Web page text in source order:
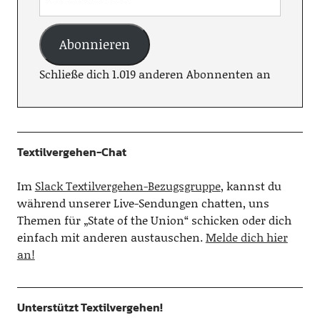
Abonnieren
Schließe dich 1.019 anderen Abonnenten an
Textilvergehen-Chat
Im Slack Textilvergehen-Bezugsgruppe, kannst du
während unserer Live-Sendungen chatten, uns
Themen für „State of the Union“ schicken oder dich
einfach mit anderen austauschen.Melde dich hier
an!
Unterstützt Textilvergehen!